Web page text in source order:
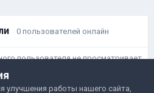
0 пользователей онлайн
пользователя не просматривает
улучшения работы нашего сайта,